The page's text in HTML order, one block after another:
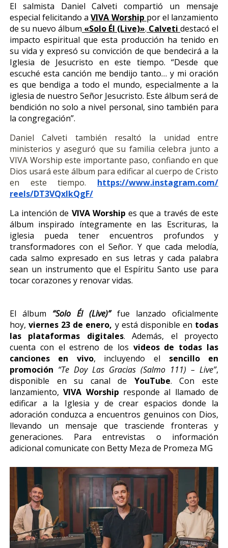
El salmista Daniel Calveti compartió un mensaje
especial felicitando aVIVA Worship por el lanzamiento
de su nuevo álbum «Solo Él (Live)». Calvetidestacó el
impacto espiritual que esta producción ha tenido en
su vida y expresó su convicción de que bendecirá a la
Iglesia de Jesucristo en este tiempo. “Desde que
escuché esta canción me bendijo tanto… y mi oración
es que bendiga a todo el mundo, especialmente a la
iglesia de nuestro Señor Jesucristo. Este álbum será de
bendición no solo a nivel personal, sino también para
la congregación”.
Daniel Calveti también resaltó la unidad entre
ministerios y aseguró que su familia celebra junto a
VIVA Worship este importante paso, confiando en que
Dios usará este álbum para edificar al cuerpo de Cristo
en este tiempo. https://www.instagram.com/
reels/DT3VQxlkQgF/
La intención de VIVA Worship es que a través de este
álbum inspirado íntegramente en las Escrituras, la
iglesia pueda tener encuentros profundos y
transformadores con el Señor. Y que cada melodía,
cada salmo expresado en sus letras y cada palabra
sean un instrumento que el Espíritu Santo use para
tocar corazones y renovar vidas.
El álbum “Solo Él (Live)”fue lanzado oficialmente
hoy,viernes 23 de enero, y está disponible en todas
las plataformas digitales. Además, el proyecto
cuenta con el estreno de los videos de todas las
canciones en vivo, incluyendo el sencillo en
promoción “Te Doy Las Gracias (Salmo 111) – Live”,
disponible en su canal de YouTube. Con este
lanzamiento,VIVA Worship responde al llamado de
edificar a la Iglesia y de crear espacios donde la
adoración conduzca a encuentros genuinos con Dios,
llevando un mensaje que trasciende fronteras y
generaciones. Para entrevistas o información
adicional comunicate con Betty Meza de Promeza MG